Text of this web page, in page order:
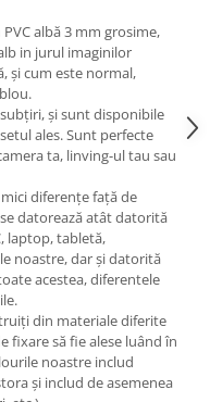
albă 3 mm grosime,
in jurul imaginilor
și cum este normal,
și sunt disponibile
ales. Sunt perfecte
ta, linving-ul tau sau
diferențe față de
datorează atât datorită
laptop, tabletă,
noastre, dar și datorită
acestea, diferentele
din materiale diferite
fixare să fie alese luând în
noastre includ
și includ de asemenea